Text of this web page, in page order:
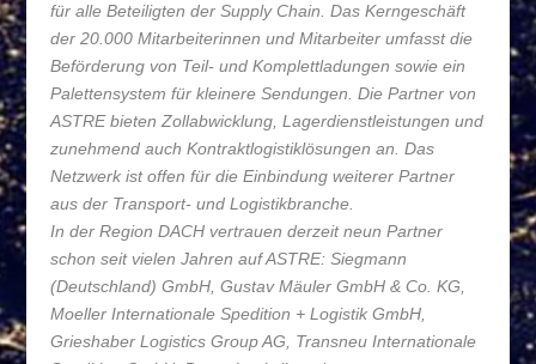
für alle Beteiligten der Supply Chain. Das Kerngeschäft
der 20.000 Mitarbeiterinnen und Mitarbeiter umfasst die
Beförderung von Teil- und Komplettladungen sowie ein
Palettensystem für kleinere Sendungen. Die Partner von
ASTRE bieten Zollabwicklung, Lagerdienstleistungen und
zunehmend auch Kontraktlogistiklösungen an. Das
Netzwerk ist offen für die Einbindung weiterer Partner
aus der Transport- und Logistikbranche.
In der Region DACH vertrauen derzeit neun Partner
schon seit vielen Jahren auf ASTRE: Siegmann
(Deutschland) GmbH, Gustav Mäuler GmbH & Co. KG,
Moeller Internationale Spedition + Logistik GmbH,
Grieshaber Logistics Group AG, Transneu Internationale